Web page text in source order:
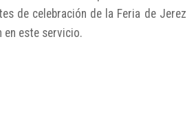
de celebración de la Feria de Jerez
en este servicio.